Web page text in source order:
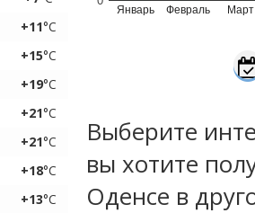
+11°C
+15°C
+19°C
+21°C
+21°C
+18°C
+13°C
Январь Февраль Март
Выберите
вы хотите
Оденсе в